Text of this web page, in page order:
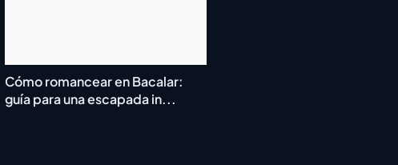
Cómo romancear en Bacalar:
guía para una escapada in...